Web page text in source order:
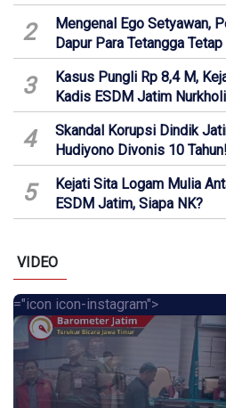
2
Mengenal Ego Setyawan,
Dapur Para Tetangga
3
Kasus Pungli Rp 8,4 M,
Kadis ESDM Jatim
4
Skandal Korupsi Dindik
Hudiyono Divonis 10 Tahun!
5
Kejati Sita Logam Mulia
ESDM Jatim, Siapa NK?
VIDEO
="icon icon-instagram">